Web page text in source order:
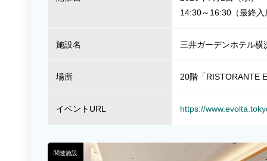
14:30～16:30（最終入
施設名 三井ガーデンホテル
場所 20階「RISTORANTE
イベントURL https://